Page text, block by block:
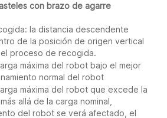
con brazo de agarre
: la distancia descendente
de la posición de origen vertical
proceso de recogida.
máxima del robot bajo el mejor
normal del robot
máxima del robot que excede la
allá de la carga nominal,
del robot se verá afectado, el